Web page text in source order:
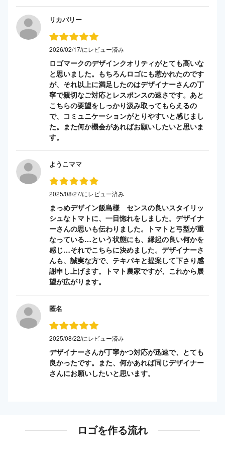
リカバリー
2026/02/17/にレビュー済み
ロゴマークのデザインクオリティがとても高いな
と思いました。もちろんロゴにも惹かれたのです
が、それ以上に満足したのはデザイナーさんの丁
寧で親切なご対応とレスポンスの速さです。あと
こちらの要望をしっかり汲み取ってもらえるの
で、コミュニケーションがとりやすいと感じまし
た。また何か機会があればお願いしたいと思いま
す。
ようこママ
2025/08/27/にレビュー済み
まっめデザイン飯島様 センスの良いスタイリッ
シュなトマトに、一目惚れをしました。デザイナ
ーさんの思いも伝わりました。トマトと弓型が重
なっている…という状態にも、縁起の良い何かを
感じ…それでこちらに決めました。デザイナーさ
んも、誠実な方で、テキパキと提案して下さり感
謝申し上げます。トマト農家ですが、これから展
望が広がります。
匿名
2025/08/22/にレビュー済み
デザイナーさんが丁寧かつ対応が迅速で、とても
良かったです。また、何かあれば同じデザイナー
さんにお願いしたいと思います。
ロゴを作る流れ